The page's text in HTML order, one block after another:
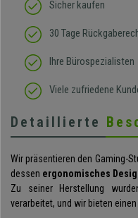
Sicher kaufen
30 Tage
Ihre Bürospezialisten
Viele zufriedene
Detaillierte
Wir präsentieren den Gaming-
dessen ergonomisches
Zu seiner Herstellung
verarbeitet, und wir bieten einen